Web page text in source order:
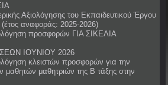
Αξιολόγησης του Εκπαιδευτικού Έργου
αναφοράς: 2025-2026)
προσφορών ΓΙΑ ΣΙΚΕΛΙΑ
ΙΟΥΝΙΟΥ 2026
κλειστών προσφορών για την
μαθητών μαθητριών της Β τάξης στην